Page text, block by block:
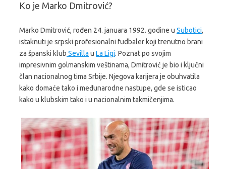
Ko je Marko Dmitrović?
Marko Dmitrović, rođen 24. januara 1992. godine u Subotici,
istaknuti je srpski profesionalni fudbaler koji trenutno brani
za španski klub Sevilla u La Ligi. Poznat po svojim
impresivnim golmanskim veštinama, Dmitrović je bio i ključni
član nacionalnog tima Srbije. Njegova karijera je obuhvatila
kako domaće tako i međunarodne nastupe, gde se isticao
kako u klubskim tako i u nacionalnim takmičenjima.